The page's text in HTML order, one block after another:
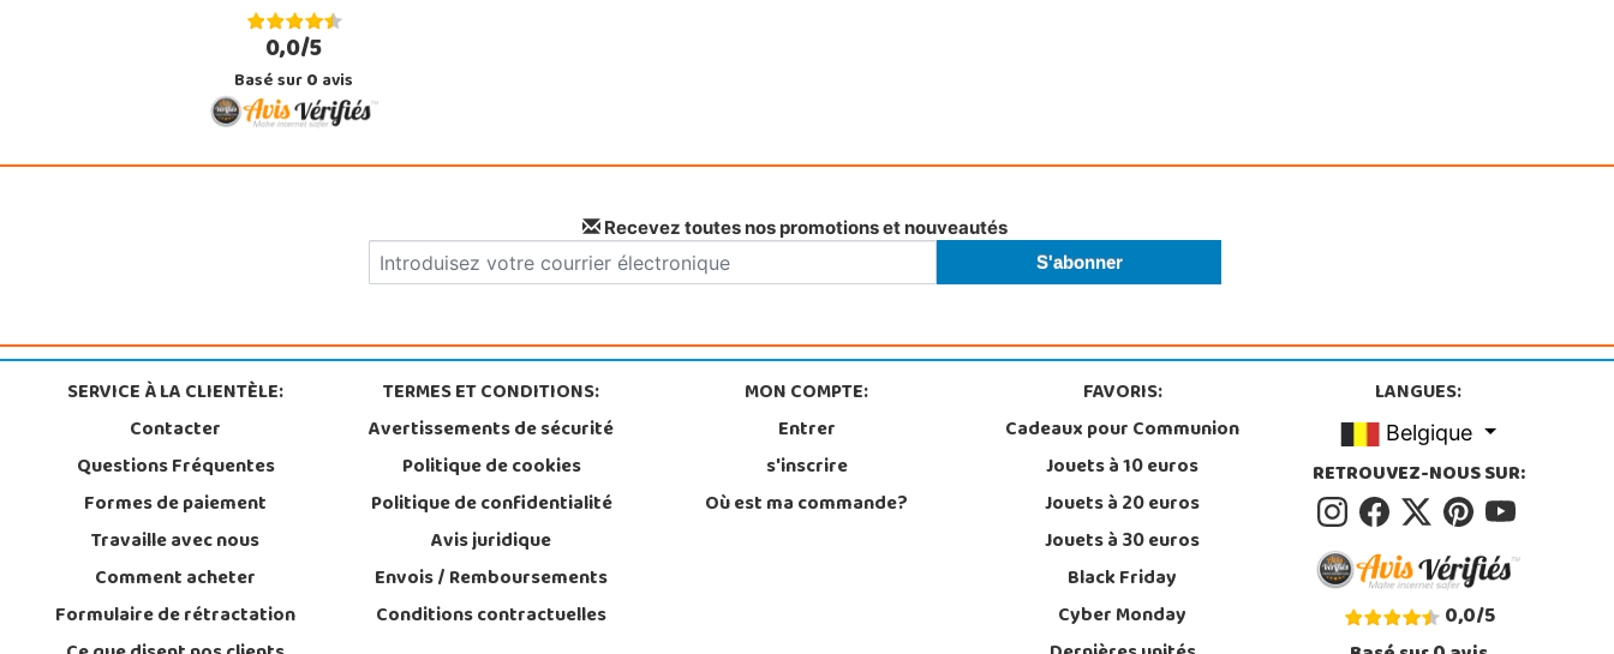
0,0/5
Basé sur0avis
Recevez toutes nos promotions et nouveautés
SERVICE À LA CLIENTÈLE:
Contacter
Questions Fréquentes
Formes de paiement
Travaille avec nous
Comment acheter
Formulaire de rétractation
TERMES ET CONDITIONS:
Avertissements de sécurité
Politique de cookies
Politique de confidentialité
Avis juridique
Envois / Remboursements
Conditions contractuelles
MON COMPTE:
Entrer
s'inscrire
Où est ma commande?
FAVORIS:
Cadeaux pour Communion
Jouets à 10 euros
Jouets à 20 euros
Jouets à 30 euros
Black Friday
Cyber Monday
LANGUES:
Belgique
RETROUVEZ-NOUS SUR:
0,0/5